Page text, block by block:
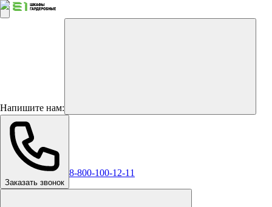
Напишите нам:
Заказать звонок
8-800-100-12-11